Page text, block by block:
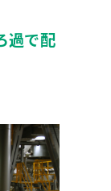
過で配